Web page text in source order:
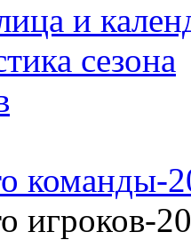
и
сезона
команды-
игроков-